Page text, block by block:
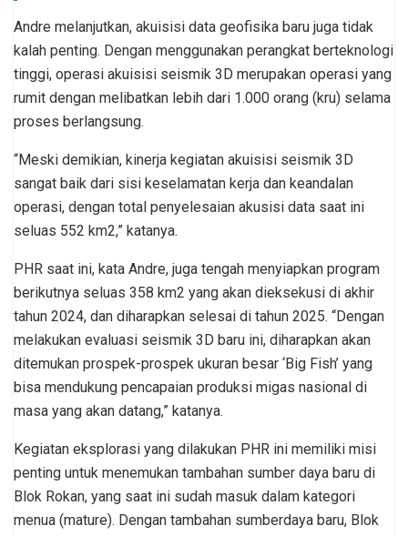
Andre melanjutkan, akuisisi data geofisika baru juga tidak
kalah penting. Dengan menggunakan perangkat berteknologi
tinggi, operasi akuisisi seismik 3D merupakan operasi yang
rumit dengan melibatkan lebih dari 1.000 orang (kru) selama
proses berlangsung.
“Meski demikian, kinerja kegiatan akuisisi seismik 3D
sangat baik dari sisi keselamatan kerja dan keandalan
operasi, dengan total penyelesaian akusisi data saat ini
seluas 552 km2,” katanya.
PHR saat ini, kata Andre, juga tengah menyiapkan program
berikutnya seluas 358 km2 yang akan dieksekusi di akhir
tahun 2024, dan diharapkan selesai di tahun 2025. “Dengan
melakukan evaluasi seismik 3D baru ini, diharapkan akan
ditemukan prospek-prospek ukuran besar ‘Big Fish’ yang
bisa mendukung pencapaian produksi migas nasional di
masa yang akan datang,” katanya.
Kegiatan eksplorasi yang dilakukan PHR ini memiliki misi
penting untuk menemukan tambahan sumber daya baru di
Blok Rokan, yang saat ini sudah masuk dalam kategori
menua (mature). Dengan tambahan sumberdaya baru, Blok